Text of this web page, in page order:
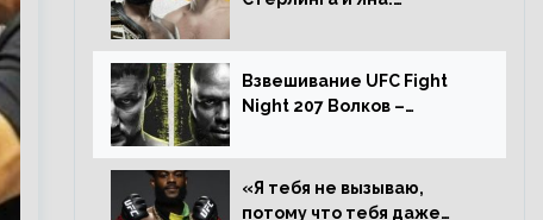
решению, Алджамейн
определенно выиграл»
Взвешивание UFC Fight
Night 207 Волков –
результаты
«Я тебя не вызываю,
потому что тебя даже